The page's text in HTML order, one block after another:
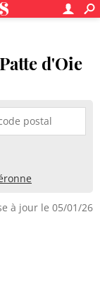
d'Oie
à jour le 05/01/26